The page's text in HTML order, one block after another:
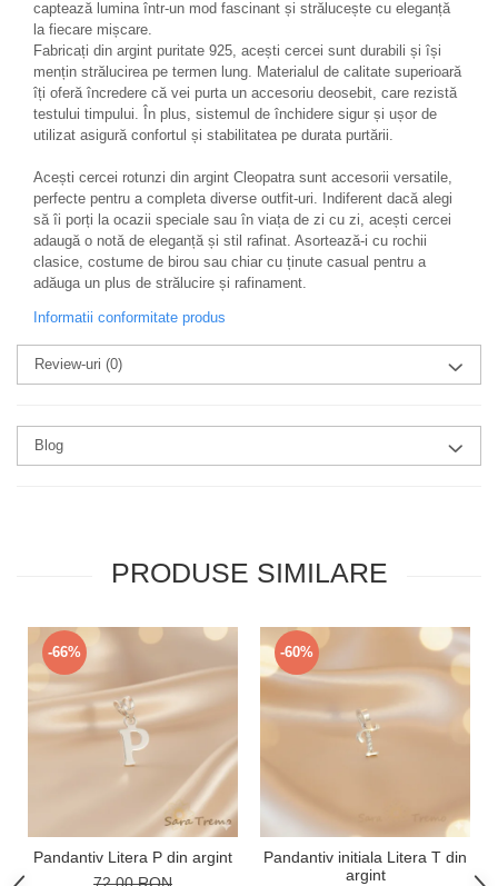
captează lumina într-un mod fascinant și strălucește cu eleganță
la fiecare mișcare.
Fabricați din argint puritate 925, acești cercei sunt durabili și își
mențin strălucirea pe termen lung. Materialul de calitate superioară
îți oferă încredere că vei purta un accesoriu deosebit, care rezistă
testului timpului. În plus, sistemul de închidere sigur și ușor de
utilizat asigură confortul și stabilitatea pe durata purtării.
Acești cercei rotunzi din argint Cleopatra sunt accesorii versatile,
perfecte pentru a completa diverse outfit-uri. Indiferent dacă alegi
să îi porți la ocazii speciale sau în viața de zi cu zi, acești cercei
adaugă o notă de eleganță și stil rafinat. Asortează-i cu rochii
clasice, costume de birou sau chiar cu ținute casual pentru a
adăuga un plus de strălucire și rafinament.
Informatii conformitate produs
Review-uri (0)
Blog
PRODUSE SIMILARE
-66%
Pandantiv Litera P din argint
-60%
Pandantiv initiala Litera T din
argint